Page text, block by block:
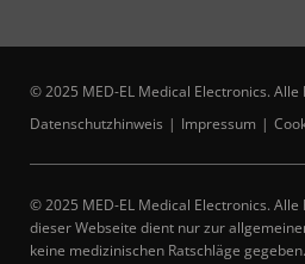
© 2025 MED-EL Medical Electronics. Alle
Datenschutzhinweis
Impressum
© 2025 MED-EL Medical Electronics.
dieser Webseite dient nur zur
keine medizinischen Ratschläge